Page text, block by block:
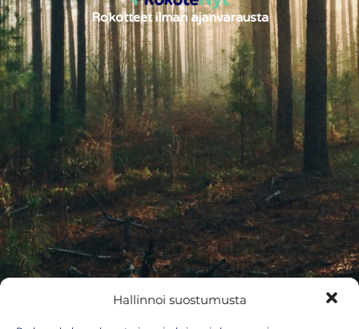
Hallinnoi suostumusta
Rokotteet ilman ajanvarausta